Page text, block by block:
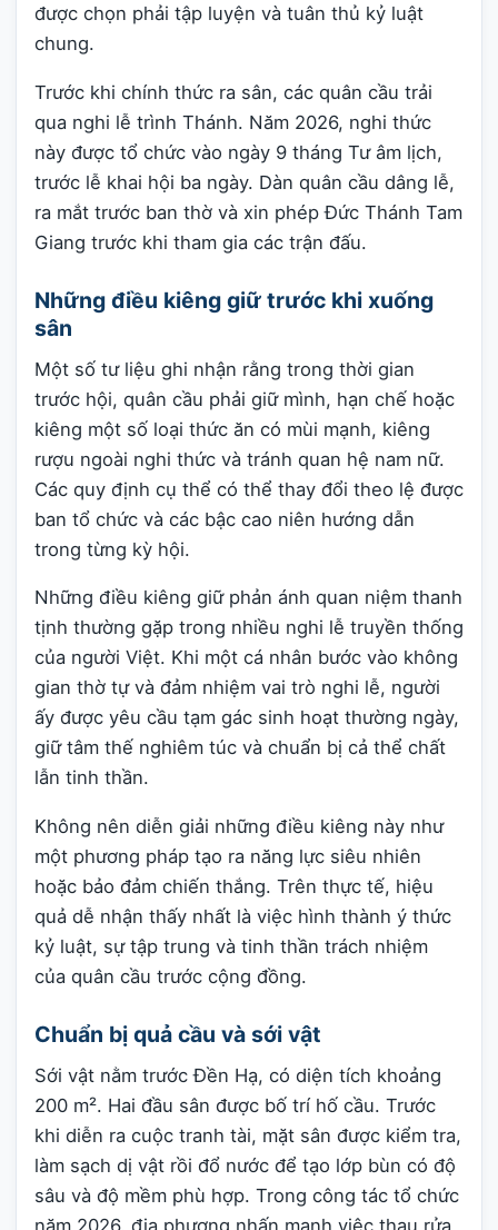
được chọn phải tập luyện và tuân thủ kỷ luật
chung.
Trước khi chính thức ra sân, các quân cầu trải
qua nghi lễ trình Thánh. Năm 2026, nghi thức
này được tổ chức vào ngày 9 tháng Tư âm lịch,
trước lễ khai hội ba ngày. Dàn quân cầu dâng lễ,
ra mắt trước ban thờ và xin phép Đức Thánh Tam
Giang trước khi tham gia các trận đấu.
Những điều kiêng giữ trước khi xuống
sân
Một số tư liệu ghi nhận rằng trong thời gian
trước hội, quân cầu phải giữ mình, hạn chế hoặc
kiêng một số loại thức ăn có mùi mạnh, kiêng
rượu ngoài nghi thức và tránh quan hệ nam nữ.
Các quy định cụ thể có thể thay đổi theo lệ được
ban tổ chức và các bậc cao niên hướng dẫn
trong từng kỳ hội.
Những điều kiêng giữ phản ánh quan niệm thanh
tịnh thường gặp trong nhiều nghi lễ truyền thống
của người Việt. Khi một cá nhân bước vào không
gian thờ tự và đảm nhiệm vai trò nghi lễ, người
ấy được yêu cầu tạm gác sinh hoạt thường ngày,
giữ tâm thế nghiêm túc và chuẩn bị cả thể chất
lẫn tinh thần.
Không nên diễn giải những điều kiêng này như
một phương pháp tạo ra năng lực siêu nhiên
hoặc bảo đảm chiến thắng. Trên thực tế, hiệu
quả dễ nhận thấy nhất là việc hình thành ý thức
kỷ luật, sự tập trung và tinh thần trách nhiệm
của quân cầu trước cộng đồng.
Chuẩn bị quả cầu và sới vật
Sới vật nằm trước Đền Hạ, có diện tích khoảng
200 m². Hai đầu sân được bố trí hố cầu. Trước
khi diễn ra cuộc tranh tài, mặt sân được kiểm tra,
làm sạch dị vật rồi đổ nước để tạo lớp bùn có độ
sâu và độ mềm phù hợp. Trong công tác tổ chức
năm 2026, địa phương nhấn mạnh việc thau rửa